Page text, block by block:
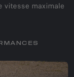
vitesse maximale